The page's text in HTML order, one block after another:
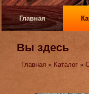
Главная
Вы здесь
Главная » Каталог »